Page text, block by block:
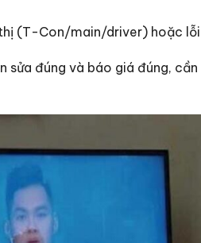
(T-Con/main/driver) hoặc
sửa đúng và báo giá đúng,